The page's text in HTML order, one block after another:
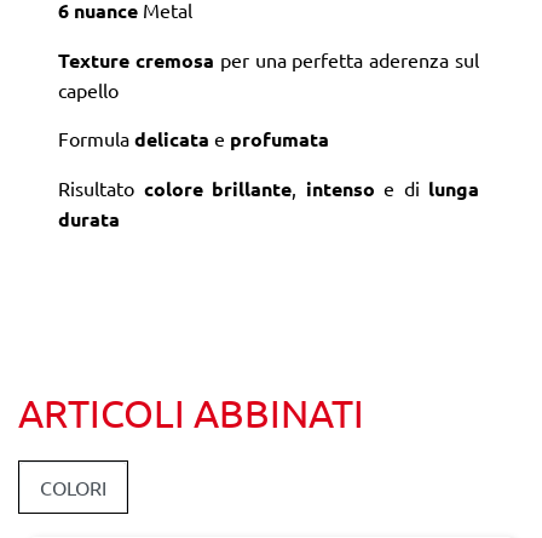
6 nuance Metal
Texture cremosa per una perfetta aderenza sul
capello
Formula delicata e profumata
Risultato colore brillante, intenso e di lunga
durata
ARTICOLI ABBINATI
COLORI